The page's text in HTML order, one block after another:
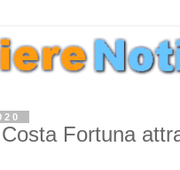
Fortuna